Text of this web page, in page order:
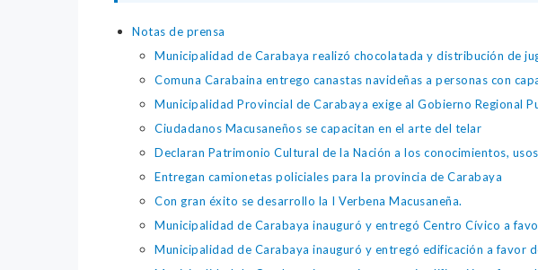
Notas de prensa
Municipalidad de Carabaya realizó chocolatada y distribución de
Comuna Carabaina entrego canastas navideñas a personas con
Municipalidad Provincial de Carabaya exige al Gobierno Regional
Ciudadanos Macusaneños se capacitan en el arte del telar
Declaran Patrimonio Cultural de la Nación a los conocimientos,
Entregan camionetas policiales para la provincia de Carabaya
Con gran éxito se desarrollo la I Verbena Macusaneña.
Municipalidad de Carabaya inauguró y entregó Centro Cívico a
Municipalidad de Carabaya inauguró y entregó edificación a favor